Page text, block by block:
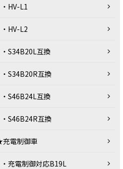
・HV-L1
・HV-L2
・S34B20L互換
・S34B20R互換
・S46B24L互換
・S46B24R互換
電制御車
・充電制御対応B19L